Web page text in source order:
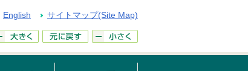
English サイトマップ(Site Map)